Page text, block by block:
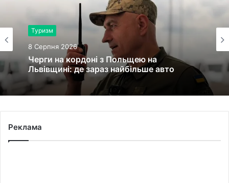
Туризм
8 Серпня 2026
Черги на кордоні з Польщею на
Львівщині: де зараз найбільше авто
Реклама